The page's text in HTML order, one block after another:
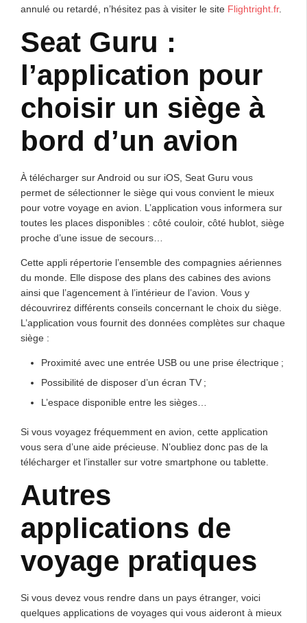
annulé ou retardé, n’hésitez pas à visiter le site Flightright.fr.
Seat Guru :
l’application pour
choisir un siège à
bord d’un avion
À télécharger sur Android ou sur iOS, Seat Guru vous
permet de sélectionner le siège qui vous convient le mieux
pour votre voyage en avion. L’application vous informera sur
toutes les places disponibles : côté couloir, côté hublot, siège
proche d’une issue de secours…
Cette appli répertorie l’ensemble des compagnies aériennes
du monde. Elle dispose des plans des cabines des avions
ainsi que l’agencement à l’intérieur de l’avion. Vous y
découvrirez différents conseils concernant le choix du siège.
L’application vous fournit des données complètes sur chaque
siège :
Proximité avec une entrée USB ou une prise électrique ;
Possibilité de disposer d’un écran TV ;
L’espace disponible entre les sièges…
Si vous voyagez fréquemment en avion, cette application
vous sera d’une aide précieuse. N’oubliez donc pas de la
télécharger et l’installer sur votre smartphone ou tablette.
Autres
applications de
voyage pratiques
Si vous devez vous rendre dans un pays étranger, voici
quelques applications de voyages qui vous aideront à mieux